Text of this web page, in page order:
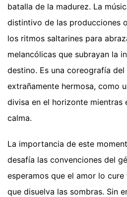
batalla de la madurez. La
distintivo de las producciones
los ritmos saltarines para
melancólicas que subrayan la
destino. Es una coreografía
extrañamente hermosa, como
divisa en el horizonte mientras
calma.
La importancia de este
desafía las convenciones del
esperamos que el amor lo
que disuelva las sombras. Sin